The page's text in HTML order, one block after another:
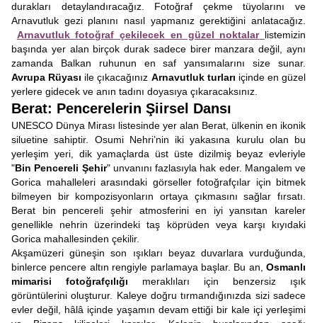
durakları detaylandıracağız. Fotoğraf çekme tüyolarını ve
Arnavutluk gezi planını nasıl yapmanız gerektiğini anlatacağız.
Arnavutluk fotoğraf çekilecek en güzel noktalar listemizin
başında yer alan birçok durak sadece birer manzara değil, aynı
zamanda Balkan ruhunun en saf yansımalarını size sunar.
Avrupa Rüyası ile çıkacağınız Arnavutluk turları içinde en güzel
yerlere gidecek ve anın tadını doyasıya çıkaracaksınız.
Berat: Pencerelerin Şiirsel Dansı
UNESCO Dünya Mirası listesinde yer alan Berat, ülkenin en ikonik
siluetine sahiptir. Osumi Nehri’nin iki yakasına kurulu olan bu
yerleşim yeri, dik yamaçlarda üst üste dizilmiş beyaz evleriyle
"Bin Pencereli Şehir" unvanını fazlasıyla hak eder. Mangalem ve
Gorica mahalleleri arasındaki görseller fotoğrafçılar için bitmek
bilmeyen bir kompozisyonların ortaya çıkmasını sağlar fırsatı.
Berat bin pencereli şehir atmosferini en iyi yansıtan kareler
genellikle nehrin üzerindeki taş köprüden veya karşı kıyıdaki
Gorica mahallesinden çekilir.
Akşamüzeri güneşin son ışıkları beyaz duvarlara vurduğunda,
binlerce pencere altın rengiyle parlamaya başlar. Bu an, Osmanlı
mimarisi fotoğrafçılığı meraklıları için benzersiz ışık
görüntülerini oluşturur. Kaleye doğru tırmandığınızda sizi sadece
evler değil, hâlâ içinde yaşamın devam ettiği bir kale içi yerleşimi